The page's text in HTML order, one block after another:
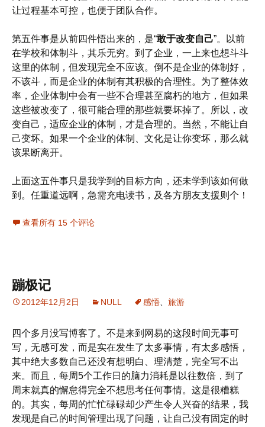
让过程基本可控，也便于团队合作。
第五件事是从前四件悟出来的，是“敢于改变自己”。以前
在学校和体制斗，其乐无穷。到了企业，一上来也想斗斗
这里的体制，但发现完全不应该。倒不是企业的体制好，
不该斗，而是企业的体制有其积极的合理性。为了整体效
率，企业体制中会有一些不合理甚至腐朽的地方，但如果
这些被改变了，很可能合理的那些就要坏掉了。所以，改
变自己，适应企业的体制，才是合理的。当然，不能让自
己变坏。如果一个企业的体制、文化是让你变坏，那么就
该果断离开。
上面这五件事只是我学到的目标方向，还未学到该如何做
到。任重道远啊，急需充电读书，及各方朋友支援则个！
查看所有 15 个评论
蹦极记
2012年12月2日 NULL 感悟 旅游
四个多月没写博客了。不是来到网易的这段时间无事可
写，无感可发，而是实在发生了太多事情，有太多感悟，
其中绝大多数自己还没有想明白、理清楚，完全写不出
来。而且，每周5个工作日的脑力消耗是以往数倍，到了
周末就真的懈怠得完全不想思考任何事情。这是很糟糕
的。其实，每周的忙忙碌碌却少产生令人兴奋的结果，我
发现是自己的时间管理出现了问题，让自己没有固定的时